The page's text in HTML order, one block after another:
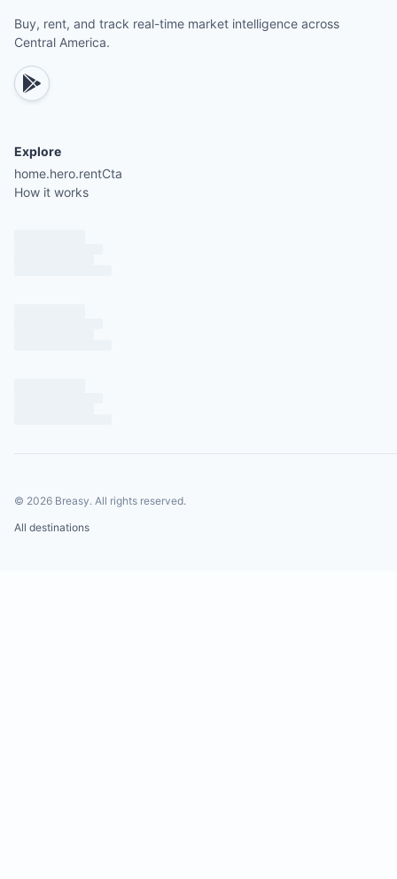
Buy, rent, and track real-time market intelligence across
Central America.
Explore
home.hero.rentCta
How it works
© 2026 Breasy. All rights reserved.
All destinations